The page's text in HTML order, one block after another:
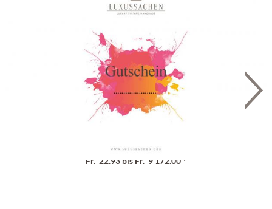
Geschenkgutschein
Fr. 22.93 bis Fr. 9'172.00 *